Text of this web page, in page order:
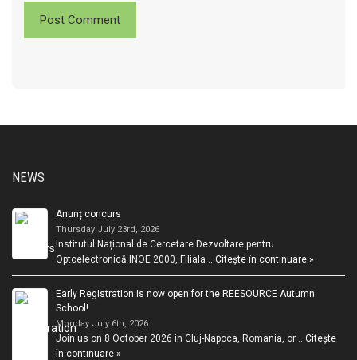
NEWS
Anunț concurs
Thursday July 23rd, 2026
Institutul Național de Cercetare Dezvoltare pentru
Optoelectronică INOE 2000, Filiala … Citește în continuare »
Early Registration is now open for the REESOURCE Autumn
School!
Monday July 6th, 2026
Join us on 8 October 2026 in Cluj-Napoca, Romania, or … Citește
în continuare »